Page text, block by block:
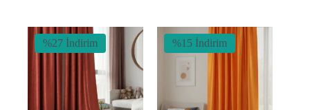
%27 İndirim %15 İndirim